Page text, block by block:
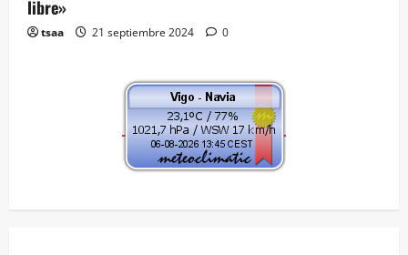
libre»
tsaa 21 septiembre 2024 0